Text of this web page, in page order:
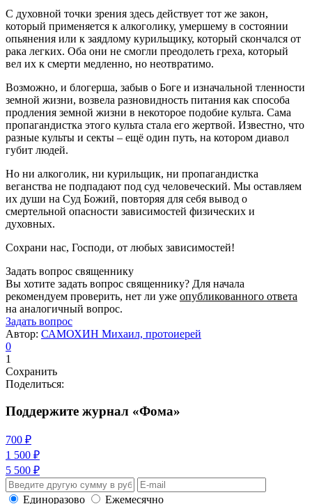
С духовной точки зрения здесь действует тот же закон,
который применяется к алкоголику, умершему в состоянии
опьянения или к заядлому курильщику, который скончался от
рака легких. Оба они не смогли преодолеть греха, который
вел их к смерти медленно, но неотвратимо.
Возможно, и блогерша, забыв о Боге и изначальной тленности
земной жизни, возвела разновидность питания как способа
продления земной жизни в некоторое подобие культа. Сама
пропагандистка этого культа стала его жертвой. Известно, что
разные культы и секты – ещё один путь, на котором диавол
губит людей.
Но ни алкоголик, ни курильщик, ни пропагандистка
веганства не подпадают под суд человеческий. Мы оставляем
их души на Суд Божий, повторяя для себя вывод о
смертельной опасности зависимостей физических и
духовных.
Сохрани нас, Господи, от любых зависимостей!
Задать вопрос священнику
Вы хотите задать вопрос священнику? Для начала
рекомендуем проверить, нет ли уже опубликованного ответа
на аналогичный вопрос.
Задать вопрос
Автор: САМОХИН Михаил, протоиерей
0
1
Сохранить
Поделиться:
Поддержите журнал «Фома»
700 ₽
1 500 ₽
5 500 ₽
Единоразово Ежемесячно